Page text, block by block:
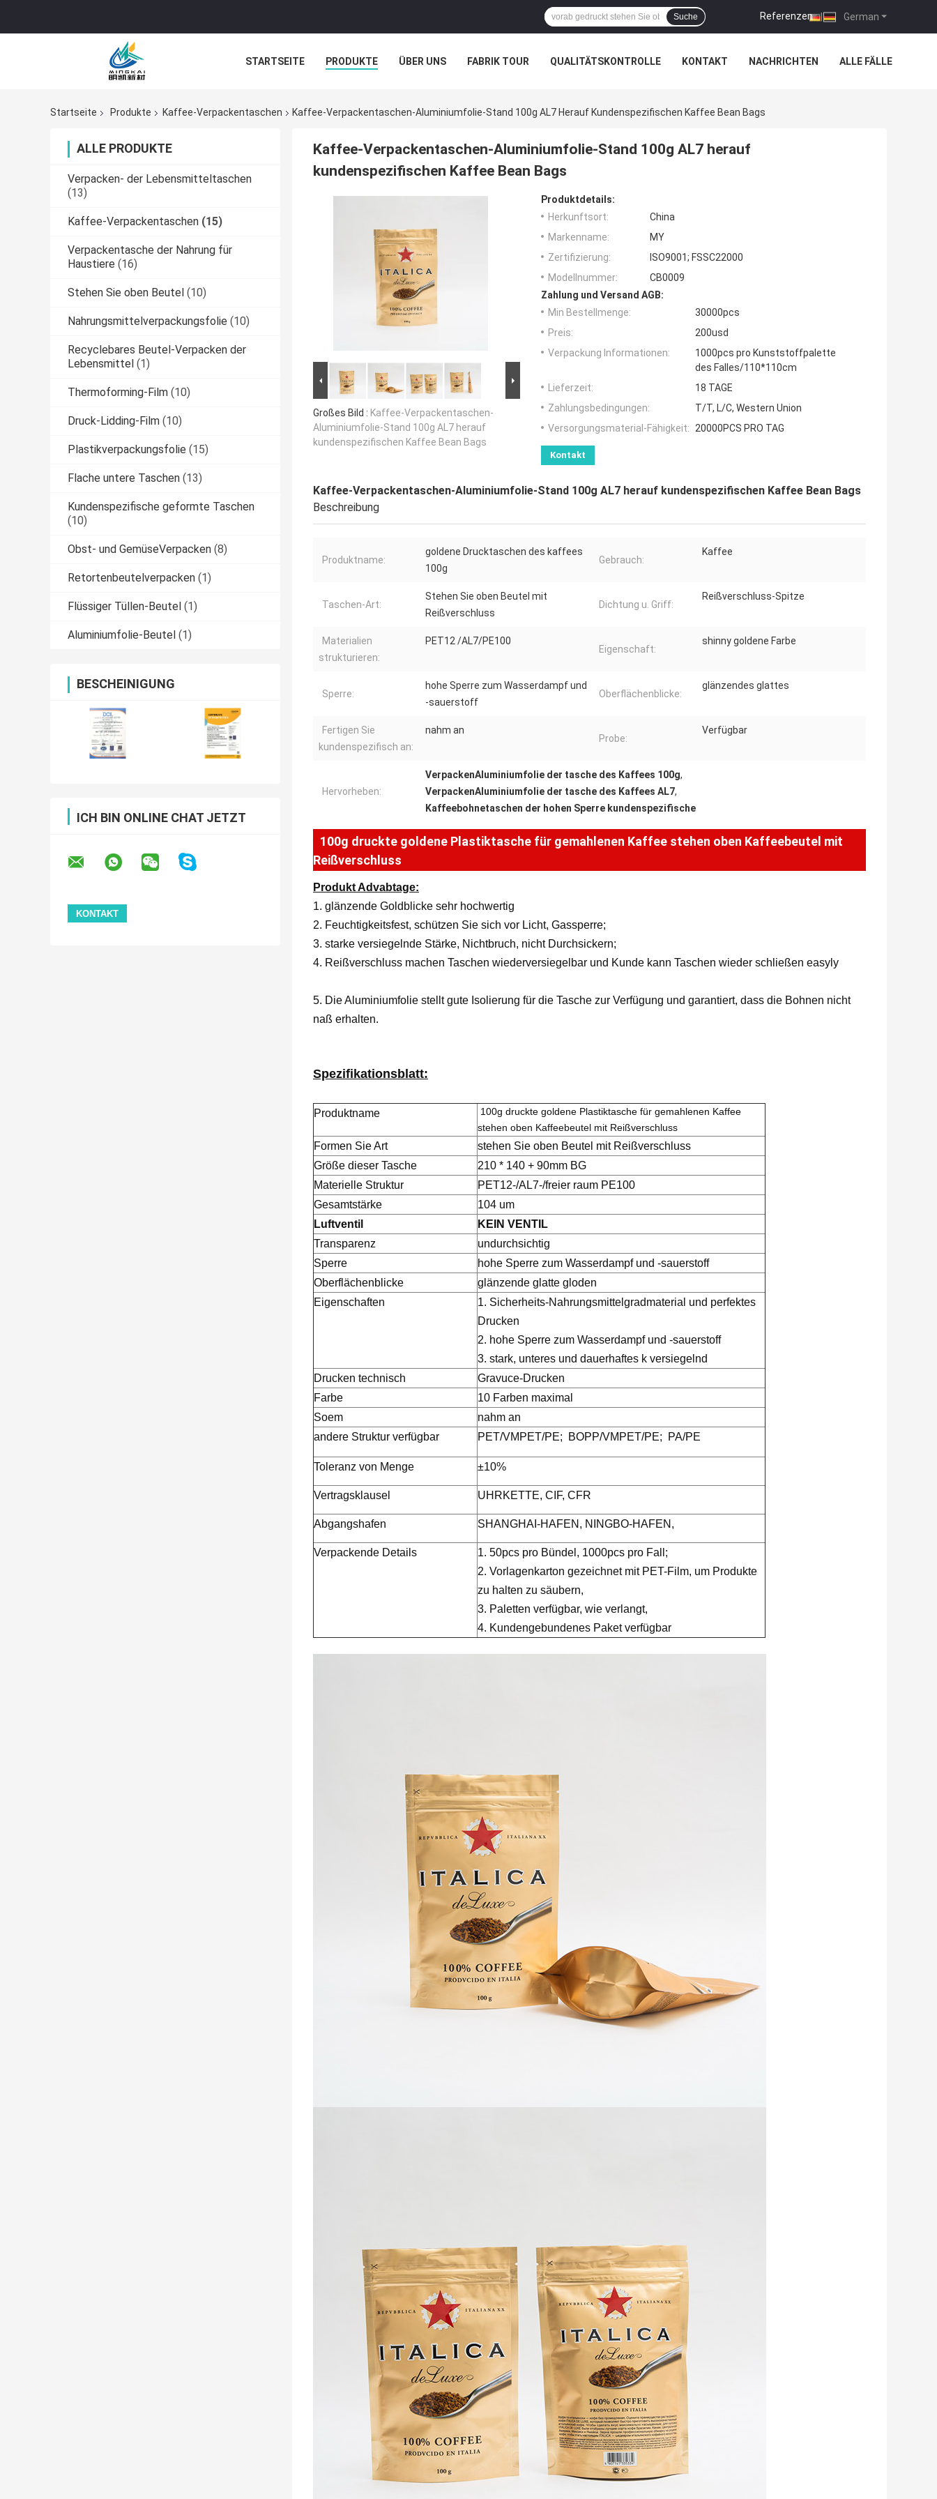
German
Referenzen |
Suche
STARTSEITE PRODUKTE ÜBER UNS FABRIK TOUR QUALITÄTSKONTROLLE KONTAKT NACHRICHTEN ALLE FÄLLE
Startseite Produkte Kaffee-Verpackentaschen Kaffee-Verpackentaschen-Aluminiumfolie-Stand 100g AL7 Herauf Kundenspezifischen Kaffee Bean Bags
ALLE PRODUKTE
Verpacken- der Lebensmitteltaschen
(13)
Kaffee-Verpackentaschen (15)
Verpackentasche der Nahrung für
Haustiere (16)
Stehen Sie oben Beutel (10)
Nahrungsmittelverpackungsfolie (10)
Recyclebares Beutel-Verpacken der
Lebensmittel (1)
Thermoforming-Film (10)
Druck-Lidding-Film (10)
Plastikverpackungsfolie (15)
Flache untere Taschen (13)
Kundenspezifische geformte Taschen
(10)
Obst- und GemüseVerpacken (8)
Retortenbeutelverpacken (1)
Flüssiger Tüllen-Beutel (1)
Aluminiumfolie-Beutel (1)
BESCHEINIGUNG
ICH BIN ONLINE CHAT JETZT
Kaffee-Verpackentaschen-Aluminiumfolie-Stand 100g AL7 herauf
kundenspezifischen Kaffee Bean Bags
Großes Bild : Kaffee-Verpackentaschen-
Aluminiumfolie-Stand 100g AL7 herauf
kundenspezifischen Kaffee Bean Bags
Produktdetails:
Herkunftsort:
China
Markenname:
MY
Zertifizierung:
ISO9001; FSSC22000
Modellnummer:
CB0009
Zahlung und Versand AGB:
Min Bestellmenge:
30000pcs
Preis:
200usd
Verpackung Informationen:
1000pcs pro Kunststoffpalette
des Falles/110*110cm
Lieferzeit:
18 TAGE
Zahlungsbedingungen:
T/T, L/C, Western Union
Versorgungsmaterial-Fähigkeit: 20000PCS PRO TAG
Kontakt
Kaffee-Verpackentaschen-Aluminiumfolie-Stand 100g AL7 herauf kundenspezifischen Kaffee Bean Bags
Beschreibung
Produktname:
goldene Drucktaschen des kaffees
100g
Gebrauch:
Kaffee
Taschen-Art:
Stehen Sie oben Beutel mit
Reißverschluss
Dichtung u. Griff:
Reißverschluss-Spitze
Materialien
strukturieren:
PET12 /AL7/PE100
Eigenschaft:
shinny goldene Farbe
Sperre:
hohe Sperre zum Wasserdampf und
-sauerstoff
Oberflächenblicke:
glänzendes glattes
Fertigen Sie
kundenspezifisch an:
nahm an
Probe:
Verfügbar
Hervorheben:
VerpackenAluminiumfolie der tasche des Kaffees 100g,
VerpackenAluminiumfolie der tasche des Kaffees AL7,
Kaffeebohnetaschen der hohen Sperre kundenspezifische
100g druckte goldene Plastiktasche für gemahlenen Kaffee stehen oben Kaffeebeutel mit
Reißverschluss
Produkt Advabtage:
1. glänzende Goldblicke sehr hochwertig
2. Feuchtigkeitsfest, schützen Sie sich vor Licht, Gassperre;
3. starke versiegelnde Stärke, Nichtbruch, nicht Durchsickern;
4. Reißverschluss machen Taschen wiederversiegelbar und Kunde kann Taschen wieder schließen easyly
5. Die Aluminiumfolie stellt gute Isolierung für die Tasche zur Verfügung und garantiert, dass die Bohnen nicht
naß erhalten.
Spezifikationsblatt:
Produktname
100g druckte goldene Plastiktasche für gemahlenen Kaffee
stehen oben Kaffeebeutel mit Reißverschluss
Formen Sie Art
stehen Sie oben Beutel mit Reißverschluss
Größe dieser Tasche
210 * 140 + 90mm BG
Materielle Struktur
PET12-/AL7-/freier raum PE100
Gesamtstärke
104 um
Luftventil
KEIN VENTIL
Transparenz
undurchsichtig
Sperre
hohe Sperre zum Wasserdampf und -sauerstoff
Oberflächenblicke
glänzende glatte gloden
Eigenschaften
1. Sicherheits-Nahrungsmittelgradmaterial und perfektes
Drucken
2. hohe Sperre zum Wasserdampf und -sauerstoff
3. stark, unteres und dauerhaftes k versiegelnd
Drucken technisch
Gravuce-Drucken
Farbe
10 Farben maximal
Soem
nahm an
andere Struktur verfügbar
PET/VMPET/PE; BOPP/VMPET/PE; PA/PE
Toleranz von Menge ±10%
Vertragsklausel UHRKETTE, CIF, CFR
Abgangshafen SHANGHAI-HAFEN, NINGBO-HAFEN,
Verpackende Details
1. 50pcs pro Bündel, 1000pcs pro Fall;
2. Vorlagenkarton gezeichnet mit PET-Film, um Produkte
zu halten zu säubern,
3. Paletten verfügbar, wie verlangt,
4. Kundengebundenes Paket verfügbar